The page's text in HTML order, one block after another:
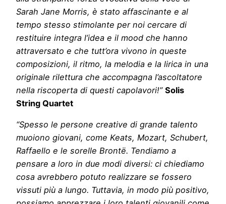
Sarah Jane Morris, è stato affascinante e al
tempo stesso stimolante per noi cercare di
restituire integra l’idea e il mood che hanno
attraversato e che tutt’ora vivono in queste
composizioni, il ritmo, la melodia e la lirica in una
originale rilettura che accompagna l’ascoltatore
nella riscoperta di questi capolavori!” Solis
String Quartet
“Spesso le persone creative di grande talento
muoiono giovani, come Keats, Mozart, Schubert,
Raffaello e le sorelle Brontë. Tendiamo a
pensare a loro in due modi diversi: ci chiediamo
cosa avrebbero potuto realizzare se fossero
vissuti più a lungo. Tuttavia, in modo più positivo,